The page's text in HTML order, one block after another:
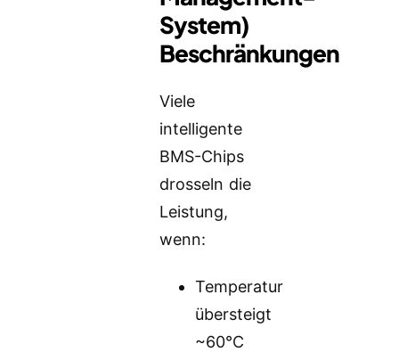
System)
Beschränkungen
Viele
intelligente
BMS-Chips
drosseln die
Leistung,
wenn:
Temperatur
übersteigt
~60°C